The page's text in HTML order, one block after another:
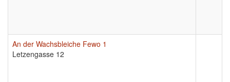
An der Wachsbleiche Fewo 1
Letzengasse 12